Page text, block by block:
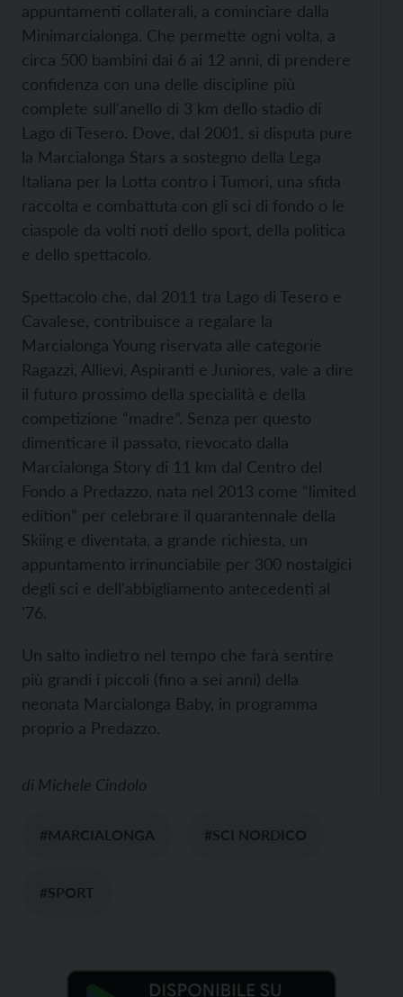
appuntamenti collaterali, a cominciare dalla
Minimarcialonga. Che permette ogni volta, a
circa 500 bambini dai 6 ai 12 anni, di prendere
confidenza con una delle discipline più
complete sull'anello di 3 km dello stadio di
Lago di Tesero. Dove, dal 2001, si disputa pure
la Marcialonga Stars a sostegno della Lega
Italiana per la Lotta contro i Tumori, una sfida
raccolta e combattuta con gli sci di fondo o le
ciaspole da volti noti dello sport, della politica
e dello spettacolo.
Spettacolo che, dal 2011 tra Lago di Tesero e
Cavalese, contribuisce a regalare la
Marcialonga Young riservata alle categorie
Ragazzi, Allievi, Aspiranti e Juniores, vale a dire
il futuro prossimo della specialità e della
competizione “madre”. Senza per questo
dimenticare il passato, rievocato dalla
Marcialonga Story di 11 km dal Centro del
Fondo a Predazzo, nata nel 2013 come “limited
edition” per celebrare il quarantennale della
Skiing e diventata, a grande richiesta, un
appuntamento irrinunciabile per 300 nostalgici
degli sci e dell'abbigliamento antecedenti al
'76.
Un salto indietro nel tempo che farà sentire
più grandi i piccoli (fino a sei anni) della
neonata Marcialonga Baby, in programma
proprio a Predazzo.
di Michele Cindolo
#MARCIALONGA #SCI NORDICO
#SPORT